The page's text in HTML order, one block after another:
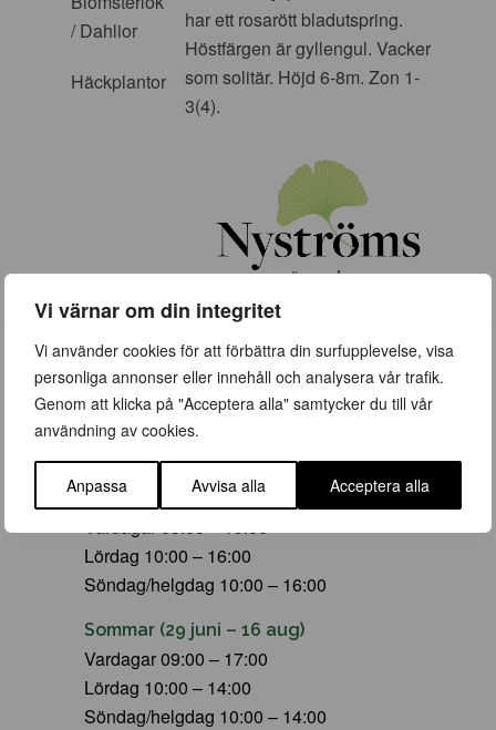
Vi värnar om din integritet
Vi använder cookies för att förbättra din surfupplevelse, visa
personliga annonser eller innehåll och analysera vår trafik.
Genom att klicka på "Acceptera alla" samtycker du till vår
användning av cookies.
Anpassa Avvisa alla Acceptera alla
/ Dahlior
Häckplantor
har ett rosarött bladutspring.
Höstfärgen är gyllengul. Vacker
som solitär. Höjd 6-8m. Zon 1-
3(4).
ÖPPETTIDER
Vår (23 mars – 28 juni)
Vardagar 09:00 – 19:00
Lördag 10:00 – 16:00
Söndag/helgdag 10:00 – 16:00
Sommar (29 juni – 16 aug)
Vardagar 09:00 – 17:00
Lördag 10:00 – 14:00
Söndag/helgdag 10:00 – 14:00